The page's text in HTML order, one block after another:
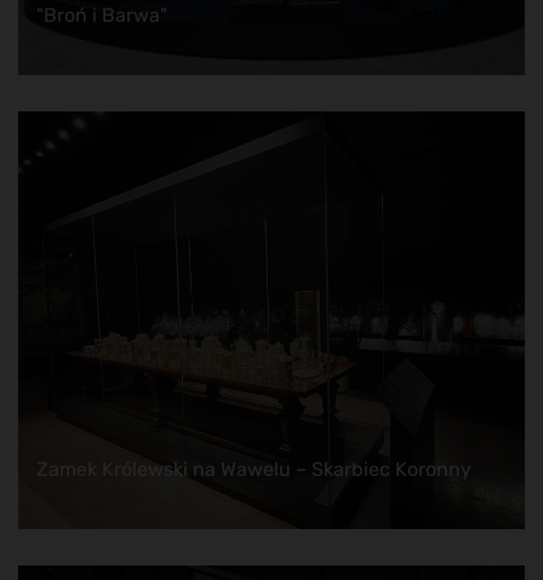
"Broń i Barwa"
Zamek Królewski na Wawelu – Skarbiec Koronny